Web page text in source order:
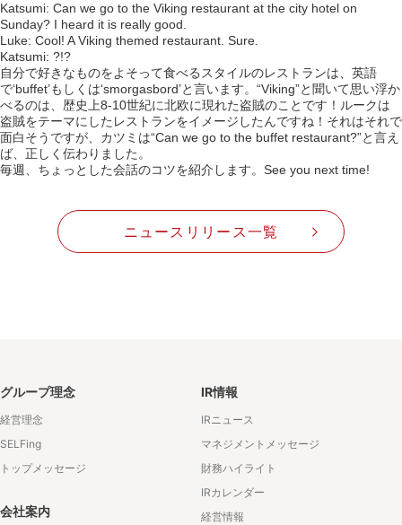
Katsumi: Can we go to the Viking restaurant at the city hotel on
Sunday? I heard it is really good.
Luke: Cool! A Viking themed restaurant. Sure.
Katsumi: ?!?
自分で好きなものをよそって食べるスタイルのレストランは、英語
で‘buffet’もしくは‘smorgasbord’と言います。“Viking”と聞いて思い浮か
べるのは、歴史上8-10世紀に北欧に現れた盗賊のことです！ルークは
盗賊をテーマにしたレストランをイメージしたんですね！それはそれで
面白そうですが、カツミは“Can we go to the buffet restaurant?”と言え
ば、正しく伝わりました。
毎週、ちょっとした会話のコツを紹介します。See you next time!
ニュースリリース一覧
グループ理念
経営理念
SELFing
トップメッセージ
会社案内
IR情報
IRニュース
マネジメントメッセージ
財務ハイライト
IRカレンダー
経営情報